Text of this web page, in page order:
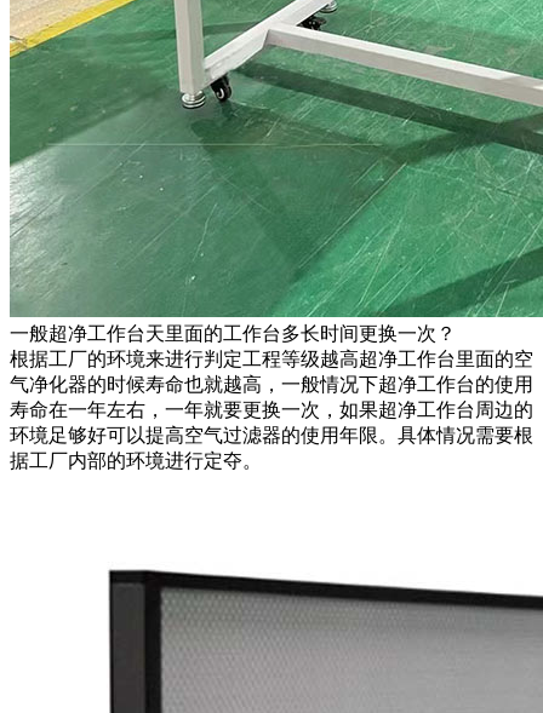
一般超净工作台天里面的工作台多长时间更换一次？
根据工厂的环境来进行判定工程等级越高超净工作台里面的空
气净化器的时候寿命也就越高，一般情况下超净工作台的使用
寿命在一年左右，一年就要更换一次，如果超净工作台周边的
环境足够好可以提高空气过滤器的使用年限。具体情况需要根
据工厂内部的环境进行定夺。